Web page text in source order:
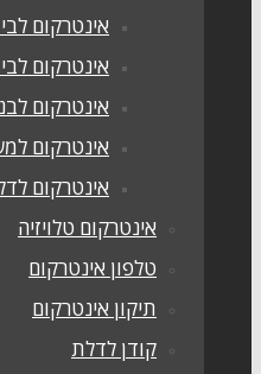
אינטרקום
אינטרקום
אינטרקום
אינטרקום
אינטרקום
אינטרקום טלויזיה
טלפון אינטרקום
תיקון אינטרקום
קודן לדלת